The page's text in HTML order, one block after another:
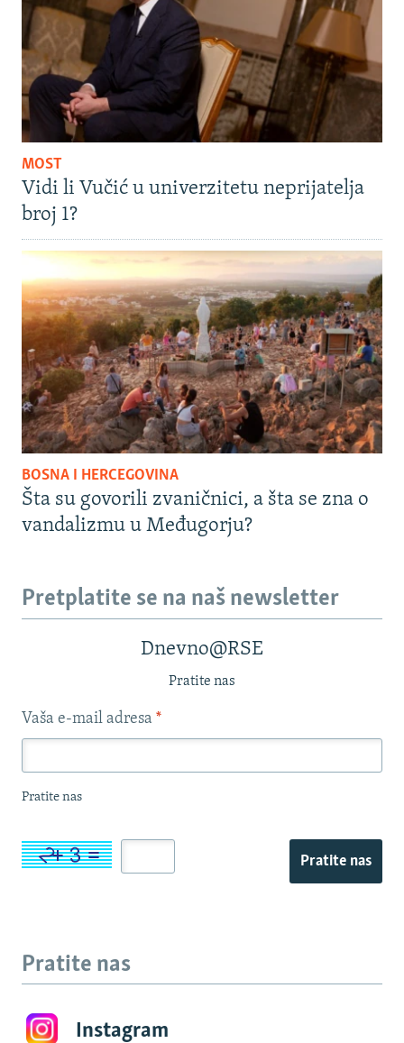
MOST
Vidi li Vučić u univerzitetu neprijatelja
broj 1?
BOSNA I HERCEGOVINA
Šta su govorili zvaničnici, a šta se zna o
vandalizmu u Međugorju?
Pretplatite se na naš newsletter
Dnevno@RSE
Pratite nas
Vaša e-mail adresa *
Pratite nas
Pratite nas
Pratite nas
Instagram